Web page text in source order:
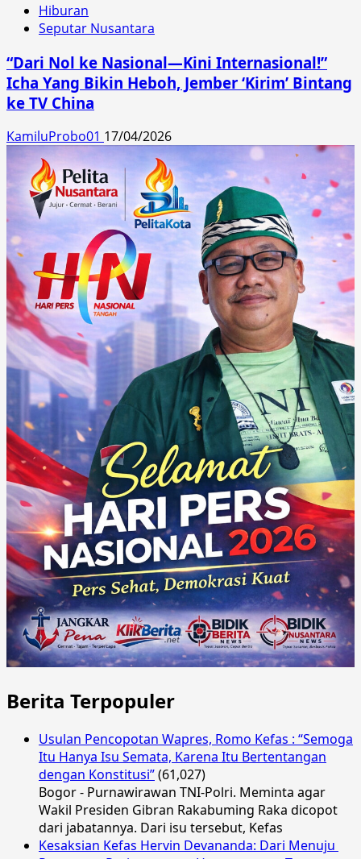
Hiburan
Seputar Nusantara
“Dari Nol ke Nasional—Kini Internasional!”
Icha Yang Bikin Heboh, Jember ‘Kirim’ Bintang
ke TV China
KamiluProbo01 17/04/2026
Berita Terpopuler
Usulan Pencopotan Wapres, Romo Kefas : “Semoga
Itu Hanya Isu Semata, Karena Itu Bertentangan
dengan Konstitusi”(61,027)
Bogor - Purnawirawan TNI-Polri. Meminta agar
Wakil Presiden Gibran Rakabuming Raka dicopot
dari jabatannya. Dari isu tersebut, Kefas
Kesaksian Kefas Hervin Devananda: Dari Menuju